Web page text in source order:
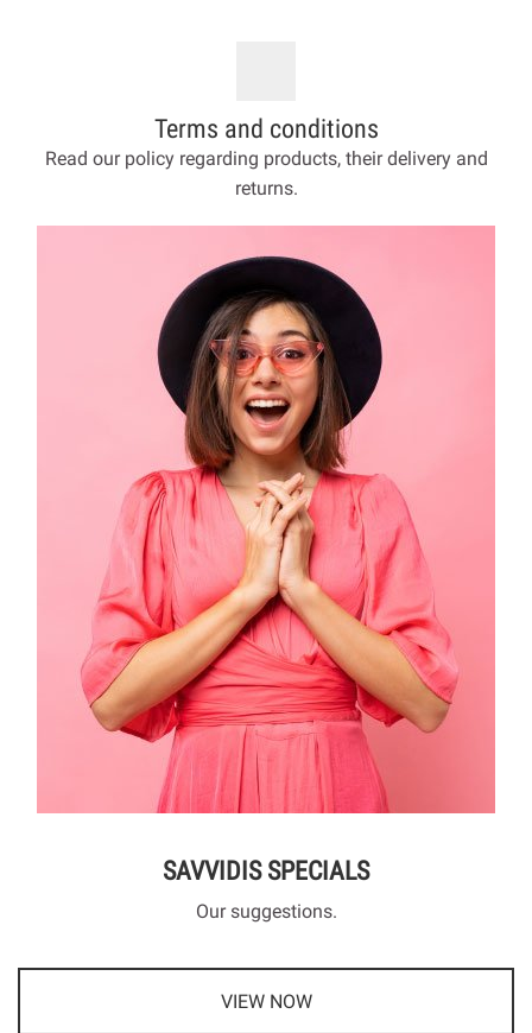
Terms and conditions
Read our policy regarding products, their delivery and
returns.
SAVVIDIS SPECIALS
Our suggestions.
VIEW NOW